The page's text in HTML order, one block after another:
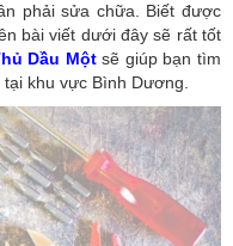
phải sửa chữa. Biết được
bài viết dưới đây sẽ rất tốt
Dầu Một sẽ giúp bạn tìm
khu vực Bình Dương.